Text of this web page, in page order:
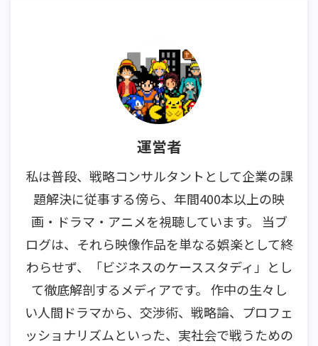
運営者
私は普段、戦略コンサルタントとして企業の課
題解決に従事する傍ら、年間400本以上の映
画・ドラマ・アニメを視聴しています。 当ブ
ログは、それら映像作品を単なる娯楽として終
わらせず、「ビジネスのケーススタディ」とし
て徹底解剖するメディアです。 作中の生々し
い人間ドラマから、交渉術、戦略論、プロフェ
ッショナリズムといった、実社会で戦うための